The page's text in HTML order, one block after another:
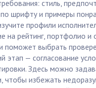
стиль,
шрифту и примеры
профили
на рейтинг, портфолио и
поможет выбрать
этап — согласование
Здесь можно
чтобы избежать